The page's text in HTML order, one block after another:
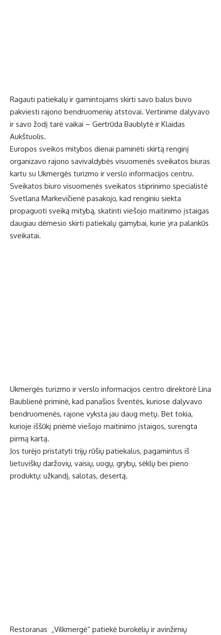
Ragauti patiekalų ir gamintojams skirti savo balus buvo
pakviesti rajono bendruomenių atstovai. Vertinime dalyvavo
ir savo žodį tarė vaikai – Gertrūda Baublytė ir Klaidas
Aukštuolis.
Europos sveikos mitybos dienai paminėti skirtą renginį
organizavo rajono savivaldybės visuomenės sveikatos biuras
kartu su Ukmergės turizmo ir verslo informacijos centru.
Sveikatos biuro visuomenės sveikatos stiprinimo specialistė
Svetlana Markevičienė pasakojo, kad renginiu siekta
propaguoti sveiką mitybą, skatinti viešojo maitinimo įstaigas
daugiau dėmesio skirti patiekalų gamybai, kurie yra palankūs
sveikatai.
Ukmergės turizmo ir verslo informacijos centro direktorė Lina
Baublienė priminė, kad panašios šventės, kuriose dalyvavo
bendruomenės, rajone vyksta jau daug metų. Bet tokia,
kurioje iššūkį priėmė viešojo maitinimo įstaigos, surengta
pirmą kartą.
Jos turėjo pristatyti trijų rūšių patiekalus, pagamintus iš
lietuviškų daržovių, vaisių, uogų, grybų, sėklų bei pieno
produktų: užkandį, salotas, desertą.
Restoranas „Vilkmergė“ patiekė burokėlių ir avinžirnių